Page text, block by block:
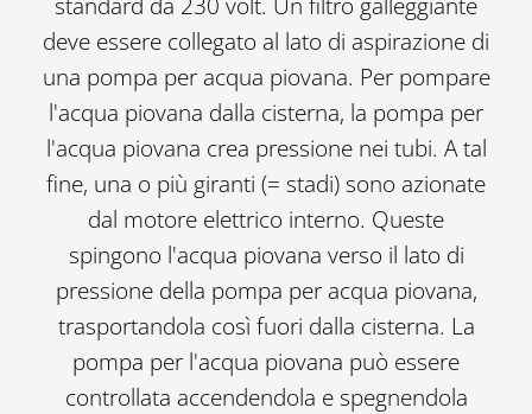
deve essere collegato al lato di aspirazione di
una pompa per acqua piovana. Per pompare
l'acqua piovana dalla cisterna, la pompa per
l'acqua piovana crea pressione nei tubi. A tal
fine, una o più giranti (= stadi) sono azionate
dal motore elettrico interno. Queste
spingono l'acqua piovana verso il lato di
pressione della pompa per acqua piovana,
trasportandola così fuori dalla cisterna. La
pompa per l'acqua piovana può essere
controllata accendendola e spegnendola